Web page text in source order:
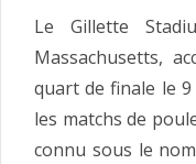
Le Gillette
Massachusetts,
quart de finale le
les matchs de
connu sous le